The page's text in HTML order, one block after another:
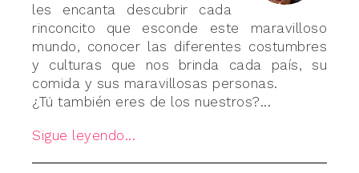
les encanta descubrir cada
rinconcito que esconde este maravilloso
mundo, conocer las diferentes costumbres
y culturas que nos brinda cada país, su
comida y sus maravillosas personas.
¿Tú también eres de los nuestros?...
Sigue leyendo...